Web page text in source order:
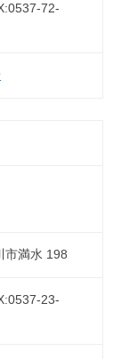
72-
満水 198
23-